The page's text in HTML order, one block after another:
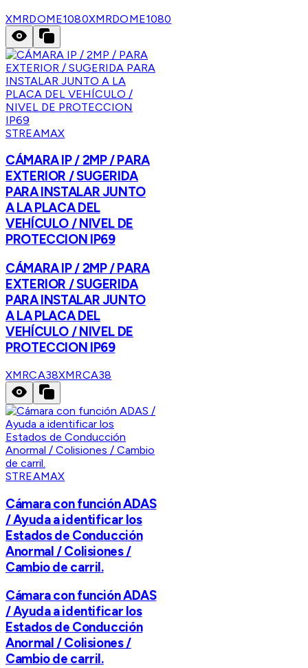
XMRDOME1080XMRDOME1080
STREAMAX
CÁMARA IP / 2MP / PARA
EXTERIOR / SUGERIDA
PARA INSTALAR JUNTO
A LA PLACA DEL
VEHÍCULO / NIVEL DE
PROTECCION IP69
CÁMARA IP / 2MP / PARA
EXTERIOR / SUGERIDA
PARA INSTALAR JUNTO
A LA PLACA DEL
VEHÍCULO / NIVEL DE
PROTECCION IP69
XMRCA38XMRCA38
STREAMAX
Cámara con función ADAS
/ Ayuda a identificar los
Estados de Conducción
Anormal / Colisiones /
Cambio de carril.
Cámara con función ADAS
/ Ayuda a identificar los
Estados de Conducción
Anormal / Colisiones /
Cambio de carril.